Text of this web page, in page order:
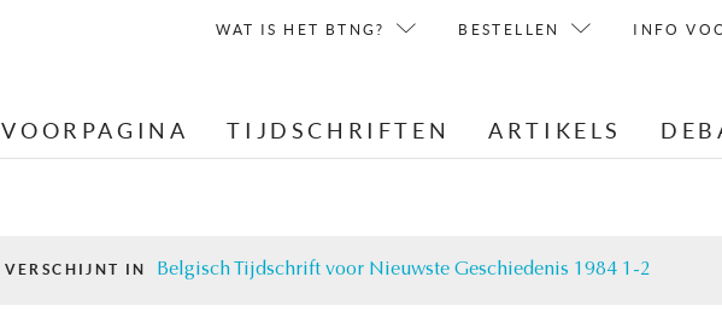
WAT IS HET BTNG? BESTELLEN INFO
VOORPAGINA TIJDSCHRIFTEN ARTIKELS
VERSCHIJNT IN Belgisch Tijdschrift voor Nieuwste Geschiedenis 1984 1-2